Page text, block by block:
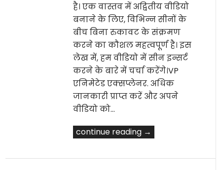
है। एक वास्तव में अद्वितीय वीडियो
बनाने के लिए, विभिन्न सीनों के
बीच बिना रुकावट के संक्रमण
करने का कौशल महत्वपूर्ण है। इस
लेख में, हम वीडियो में सीन इन्सर्ट
करने के बारे में चर्चा करेंगे।VP
एनिमेटेड एक्सप्लेनर. अधिक
जानकारी प्राप्त करें और अपने
वीडियो को…
continue reading →